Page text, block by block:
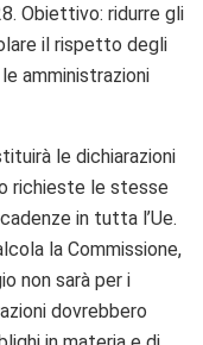
Obiettivo: ridurre gli
il rispetto degli
amministrazioni
le dichiarazioni
richieste le stesse
in tutta l’Ue.
la Commissione,
non sarà per i
dovrebbero